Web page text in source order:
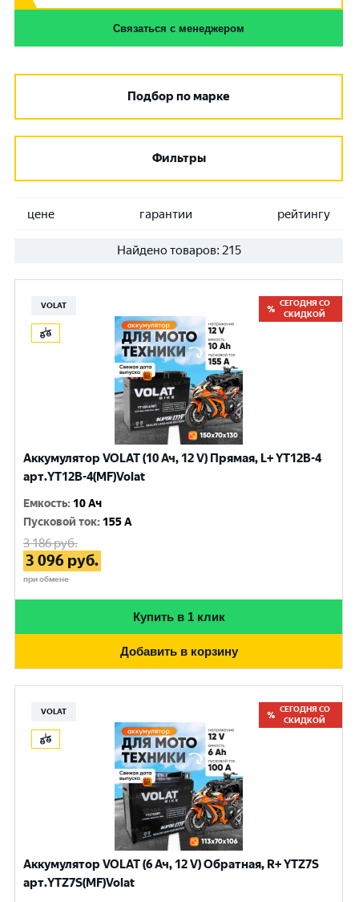
Связаться с менеджером
Подбор по марке
Фильтры
цене гарантии рейтингу
Найдено товаров: 215
VOLAT
СЕГОДНЯ СО
СКИДКОЙ
Аккумулятор VOLAT (10 Ач, 12 V) Прямая, L+ YT12B-4
арт.YT12B-4(MF)Volat
Емкость: 10 Ач
Пусковой ток: 155 A
3 186руб.
3 096 руб.
при обмене
Купить в 1 клик
Добавить в корзину
VOLAT
СЕГОДНЯ СО
СКИДКОЙ
Аккумулятор VOLAT (6 Ач, 12 V) Обратная, R+ YTZ7S
арт.YTZ7S(MF)Volat